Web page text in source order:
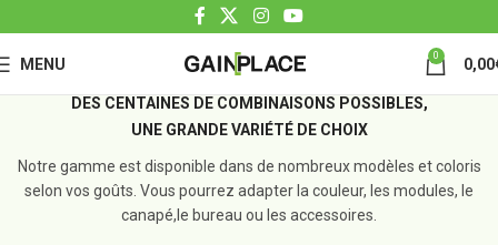
MENU 0 0,00
DES CENTAINES DE COMBINAISONS POSSIBLES,
UNE GRANDE VARIÉTÉ DE CHOIX
Notre gamme est disponible dans de nombreux modèles et coloris
selon vos goûts. Vous pourrez adapter la couleur, les modules, le
canapé,le bureau ou les accessoires.